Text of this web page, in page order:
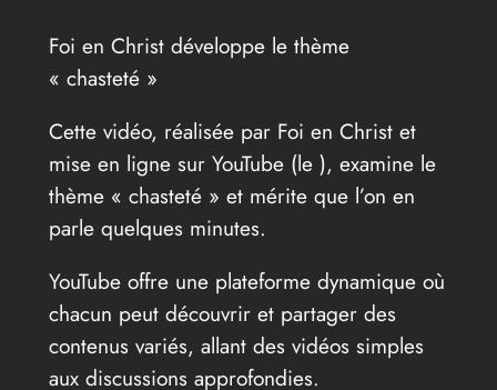
Foi en Christ développe le thème
« chasteté »
Cette vidéo, réalisée par Foi en Christ et
mise en ligne sur YouTube (le ), examine le
thème « chasteté » et mérite que l’on en
parle quelques minutes.
YouTube offre une plateforme dynamique où
chacun peut découvrir et partager des
contenus variés, allant des vidéos simples
aux discussions approfondies.